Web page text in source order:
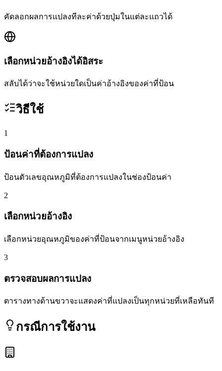
คัดลอกผลการแปลงทีละค่าด้วยปุ่มในแต่ละแถวได้
เลือกหน่วยอ้างอิงได้อิสระ
สลับได้ว่าจะใช้หน่วยใดเป็นค่าอ้างอิงของค่าที่ป้อน
วิธีใช้
1
ป้อนค่าที่ต้องการแปลง
ป้อนตัวเลขอุณหภูมิที่ต้องการแปลงในช่องป้อนค่า
2
เลือกหน่วยอ้างอิง
เลือกหน่วยอุณหภูมิของค่าที่ป้อนจากเมนูหน่วยอ้างอิง
3
ตรวจสอบผลการแปลง
ตารางทางด้านขวาจะแสดงค่าที่แปลงเป็นทุกหน่วยที่เหลือทันที
กรณีการใช้งาน